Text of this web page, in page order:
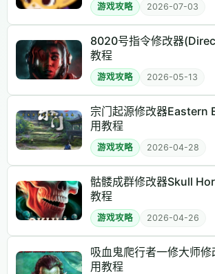
游戏攻略 2026-07-03
8020号指令修改器
教程
游戏攻略 2026-05-13
宗门起源修改器Eastern
用教程
游戏攻略 2026-04-28
骷髅成群修改器Skull
教程
游戏攻略 2026-04-26
吸血鬼爬行者一修大师
用教程